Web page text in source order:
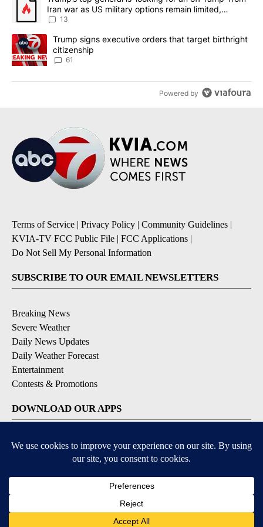
Iran war as US military options remain limited,
sources say
13
A trending article titled "Trump signs executive orders that
Trump signs executive orders that target birthright
citizenship
61
Powered by
Terms of Service | Privacy Policy | Community Guidelines |
KVIA-TV FCC Public File | FCC Applications |
Do Not Sell My Personal Information
SUBSCRIBE TO OUR EMAIL NEWSLETTERS
Breaking News
Severe Weather
Daily News Updates
Daily Weather Forecast
Entertainment
Contests & Promotions
DOWNLOAD OUR APPS
Available for iOS and Android